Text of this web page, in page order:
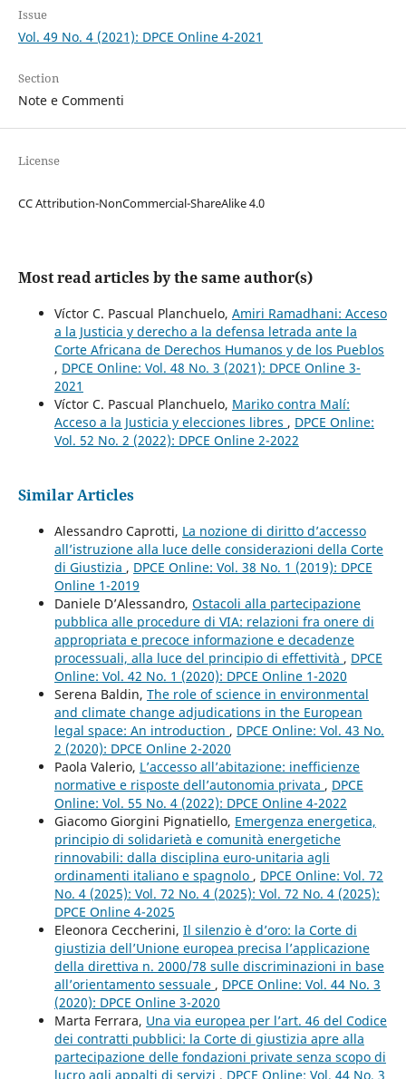
Issue
Vol. 49 No. 4 (2021): DPCE Online 4-2021
Section
Note e Commenti
License
CC Attribution-NonCommercial-ShareAlike 4.0
Most read articles by the same author(s)
Víctor C. Pascual Planchuelo, Amiri Ramadhani: Acceso
a la Justicia y derecho a la defensa letrada ante la
Corte Africana de Derechos Humanos y de los Pueblos
, DPCE Online: Vol. 48 No. 3 (2021): DPCE Online 3-
2021
Víctor C. Pascual Planchuelo, Mariko contra Malí:
Acceso a la Justicia y elecciones libres , DPCE Online:
Vol. 52 No. 2 (2022): DPCE Online 2-2022
Similar Articles
Alessandro Caprotti, La nozione di diritto d’accesso
all’istruzione alla luce delle considerazioni della Corte
di Giustizia , DPCE Online: Vol. 38 No. 1 (2019): DPCE
Online 1-2019
Daniele D’Alessandro, Ostacoli alla partecipazione
pubblica alle procedure di VIA: relazioni fra onere di
appropriata e precoce informazione e decadenze
processuali, alla luce del principio di effettività , DPCE
Online: Vol. 42 No. 1 (2020): DPCE Online 1-2020
Serena Baldin, The role of science in environmental
and climate change adjudications in the European
legal space: An introduction , DPCE Online: Vol. 43 No.
2 (2020): DPCE Online 2-2020
Paola Valerio, L’accesso all’abitazione: inefficienze
normative e risposte dell’autonomia privata , DPCE
Online: Vol. 55 No. 4 (2022): DPCE Online 4-2022
Giacomo Giorgini Pignatiello, Emergenza energetica,
principio di solidarietà e comunità energetiche
rinnovabili: dalla disciplina euro-unitaria agli
ordinamenti italiano e spagnolo , DPCE Online: Vol. 72
No. 4 (2025): Vol. 72 No. 4 (2025): Vol. 72 No. 4 (2025):
DPCE Online 4-2025
Eleonora Ceccherini, Il silenzio è d’oro: la Corte di
giustizia dell’Unione europea precisa l’applicazione
della direttiva n. 2000/78 sulle discriminazioni in base
all’orientamento sessuale , DPCE Online: Vol. 44 No. 3
(2020): DPCE Online 3-2020
Marta Ferrara, Una via europea per l’art. 46 del Codice
dei contratti pubblici: la Corte di giustizia apre alla
partecipazione delle fondazioni private senza scopo di
lucro agli appalti di servizi , DPCE Online: Vol. 44 No. 3